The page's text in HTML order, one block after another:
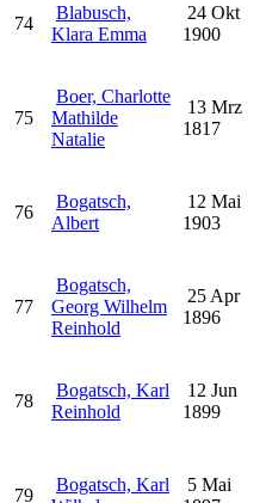
74
Blabusch,
Klara Emma
24 Okt
1900
75
Boer, Charlotte
Mathilde
Natalie
13 Mrz
1817
76
Bogatsch,
Albert
12 Mai
1903
77
Bogatsch,
Georg Wilhelm
Reinhold
25 Apr
1896
78
Bogatsch, Karl
Reinhold
12 Jun
1899
79
Bogatsch, Karl
5 Mai